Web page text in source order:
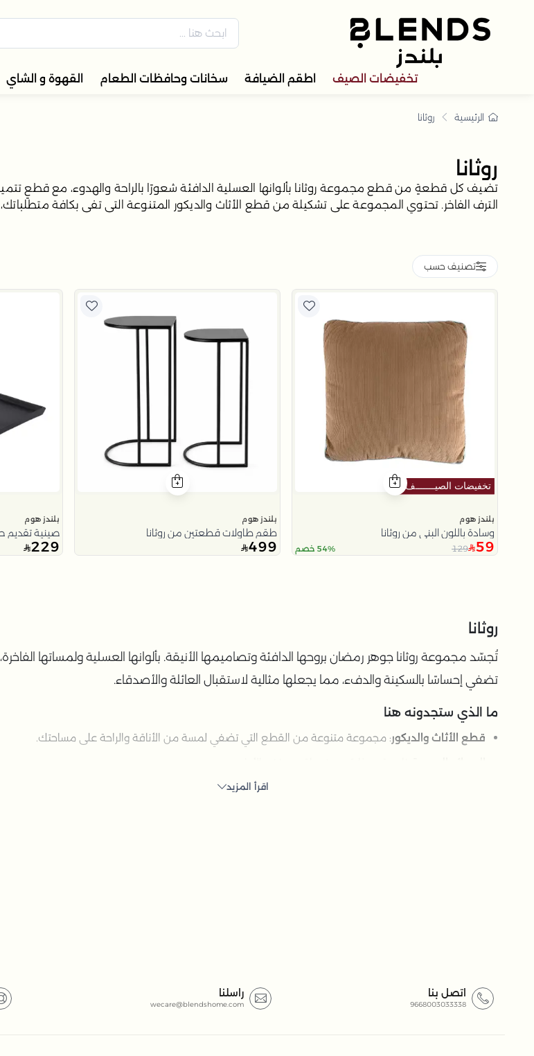
| طقم طاولات ووسائد روثانا | خصم إضافي 5%
اكتشف في بلندز السعودية تشكيلة تضم ترامس القهوة
تخفيضات الصيف اطقم الضيافة سخانات وحافظات الطعام القهوة و الشاي
الرئيسية روثانا
روثانا
تضيف كل قطعةٍ من قطع مجموعة روثانا بألوانها العسلية الدافئة شعورًا بالراحة والهدوء، مع قطعٍ
الترف الفاخر. تحتوي المجموعة على تشكيلة من قطع الأثاث والديكور المتنوعة التي تفي بكافة
تصنيف حسب
بلندز هوم
وسادة باللون البني من روثانا
59
129 54% خصم
بلندز هوم
طقم طاولات قطعتين من روثانا
499
بلندز هوم
صينية تقديم
229
روثانا
تُجسّد مجموعة روثانا جوهر رمضان بروحها الدافئة وتصاميمها الأنيقة. بألوانها العسلية ولمساتها الفاخرة،
تضفي إحساسًا بالسكينة والدفء، مما يجعلها مثالية لاستقبال العائلة والأصدقاء.
ما الذي ستجدونه هنا
قطع الأثاث والديكور: مجموعة متنوعة من القطع التي تضفي لمسة من الأناقة والراحة على مساحتك.
: عملية ومصممة بجمال، مثالية لتقديم التمور واللذائذ المختلفة.
ما هي أنواع المنتجات التي تتضمنها هذه المجموعة؟
اقرأ المزيد
اتصل بنا
9668003033338
راسلنا
wecare@blendshome.com